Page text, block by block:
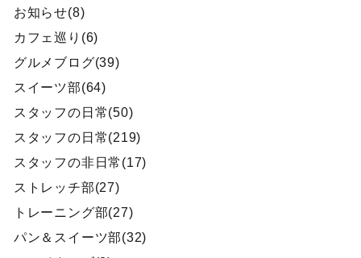
お知らせ(8)
カフェ巡り(6)
グルメブログ(39)
スイーツ部(64)
スタッフの日常(50)
スタッフの日常(219)
スタッフの非日常(17)
ストレッチ部(27)
トレーニング部(27)
パン＆スイーツ部(32)